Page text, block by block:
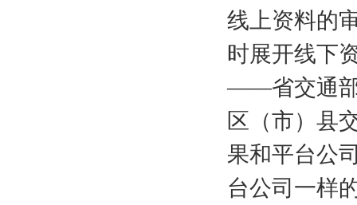
线上资料的
时展开线下
——省交通部
区（市）县
果和平台公
台公司一样